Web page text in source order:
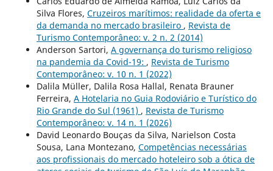
Silva Flores, Cruzeiros marítimos: realidade da oferta e
da demanda no mercado brasileiro , Revista de
Turismo Contemporâneo: v. 2 n. 2 (2014)
Anderson Sartori, A governança do turismo religioso
na pandemia da Covid-19: , Revista de Turismo
Contemporâneo: v. 10 n. 1 (2022)
Dalila Müller, Dalila Rosa Hallal, Renata Brauner
Ferreira, A Hotelaria no Guia Rodoviário e Turístico do
Rio Grande do Sul (1961) , Revista de Turismo
Contemporâneo: v. 14 n. 1 (2026)
David Leonardo Bouças da Silva, Narielson Costa
Sousa, Lana Montezano, Competências necessárias
aos profissionais do mercado hoteleiro sob a ótica de